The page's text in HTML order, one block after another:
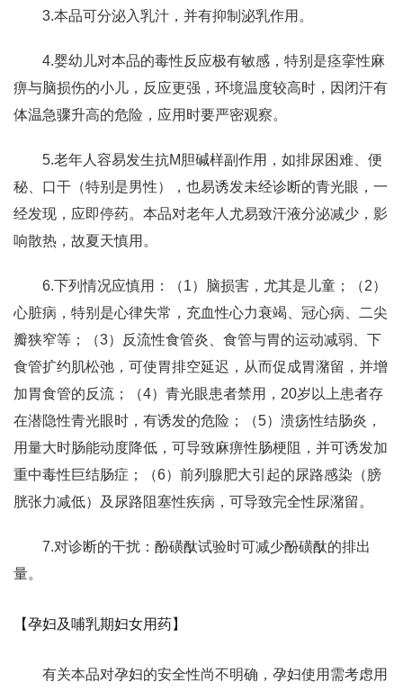
3.本品可分泌入乳汁，并有抑制泌乳作用。
4.婴幼儿对本品的毒性反应极有敏感，特别是痉挛性麻
痹与脑损伤的小儿，反应更强，环境温度较高时，因闭汗有
体温急骤升高的危险，应用时要严密观察。
5.老年人容易发生抗M胆碱样副作用，如排尿困难、便
秘、口干（特别是男性），也易诱发未经诊断的青光眼，一
经发现，应即停药。本品对老年人尤易致汗液分泌减少，影
响散热，故夏天慎用。
6.下列情况应慎用：（1）脑损害，尤其是儿童；（2）
心脏病，特别是心律失常，充血性心力衰竭、冠心病、二尖
瓣狭窄等；（3）反流性食管炎、食管与胃的运动减弱、下
食管扩约肌松弛，可使胃排空延迟，从而促成胃潴留，并增
加胃食管的反流；（4）青光眼患者禁用，20岁以上患者存
在潜隐性青光眼时，有诱发的危险；（5）溃疡性结肠炎，
用量大时肠能动度降低，可导致麻痹性肠梗阻，并可诱发加
重中毒性巨结肠症；（6）前列腺肥大引起的尿路感染（膀
胱张力减低）及尿路阻塞性疾病，可导致完全性尿潴留。
7.对诊断的干扰：酚磺酞试验时可减少酚磺酞的排出
量。
【孕妇及哺乳期妇女用药】
有关本品对孕妇的安全性尚不明确，孕妇使用需考虑用